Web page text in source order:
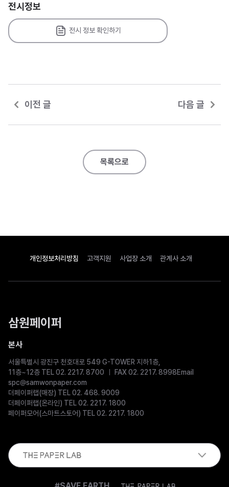
전시정보
전시 정보 확인하기
이전 글 다음 글
목록으로
개인정보처리방침 고객지원 사업장 소개 관계사 소개
삼원페이퍼
본사
서울특별시 광진구 천호대로 549 G-TOWER 지하1층,
11층~12층 TEL 02. 2217. 8700
FAX 02. 2217. 8998Email
spc@samwonpaper.com
더페이퍼랩(매장) TEL 02. 468. 9009
더페이퍼랩(온라인) TEL 02. 2217. 1800
페이퍼모어(스마트스토어) TEL 02. 2217. 1800